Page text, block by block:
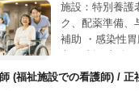
施設：特別養護
ク、配薬準備、
補助 ・感染性
有者で男女不問
(福祉施設での看護師) / 正